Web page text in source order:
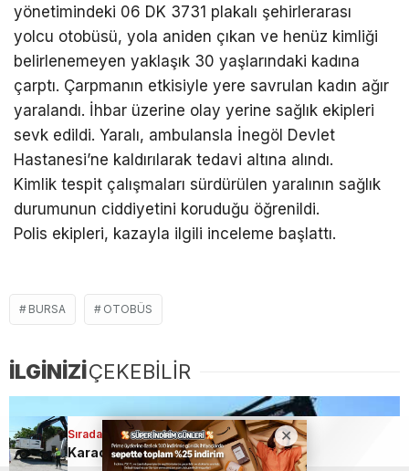
Sıradaki Haber
Bursa’da tarihi eser kaçakçılarına geçit yok
Sıradaki Haber
Karacabey’de metruk yapılar tek tek yıkılıyor
yönetimindeki 06 DK 3731 plakalı şehirlerarası
yolcu otobüsü, yola aniden çıkan ve henüz kimliği
belirlenemeyen yaklaşık 30 yaşlarındaki kadına
çarptı. Çarpmanın etkisiyle yere savrulan kadın ağır
yaralandı. İhbar üzerine olay yerine sağlık ekipleri
sevk edildi. Yaralı, ambulansla İnegöl Devlet
Hastanesi’ne kaldırılarak tedavi altına alındı.
Kimlik tespit çalışmaları sürdürülen yaralının sağlık
durumunun ciddiyetini koruduğu öğrenildi.
Polis ekipleri, kazayla ilgili inceleme başlattı.
BURSA OTOBÜS
İLGİNİZİÇEKEBİLİR